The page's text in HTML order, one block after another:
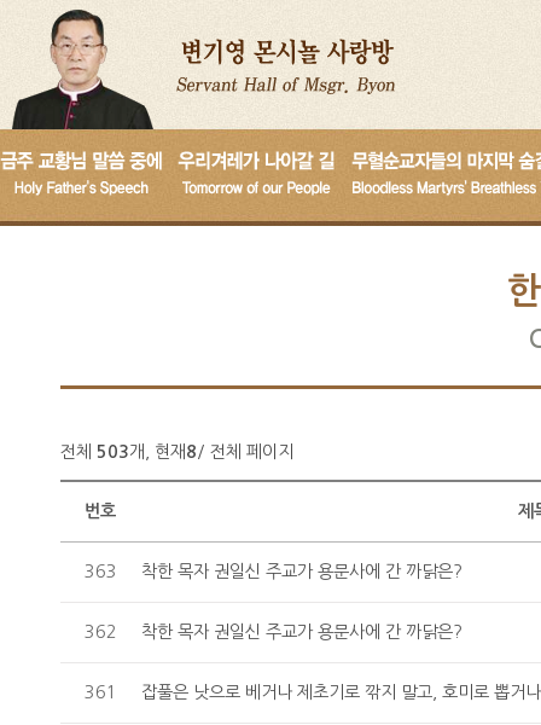
전체 503개, 현재 8/ 전체 페이지
번호 제
363 착한 목자 권일신 주교가 용문사에 간 까닭은?
362 착한 목자 권일신 주교가 용문사에 간 까닭은?
361 잡풀은 낫으로 베거나 제초기로 깎지 말고, 호미로 뽑거